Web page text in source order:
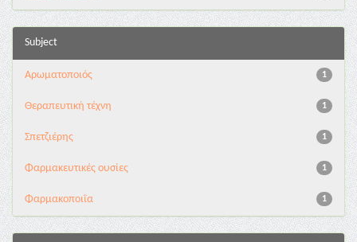
Subject
1
Αρωματοποιός
1
Θεραπευτική τέχνη
1
Σπετζιέρης
1
Φαρμακευτικές ουσίες
1
Φαρμακοποιΐα